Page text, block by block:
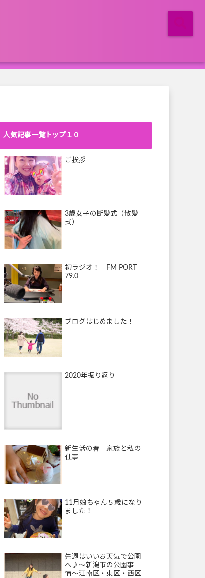
人気記事一覧トップ１０
ご挨拶
3歳女子の断髪式（散髪
式）
初ラジオ！ FM PORT
79.0
ブログはじめました！
2020年振り返り
新生活の春 家族と私の
仕事
11月娘ちゃん５歳になり
ました！
先週はいいお天気で公園
へ♪〜新潟市の公園事
情〜江南区・東区・西区